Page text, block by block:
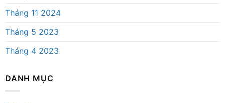
Tháng 11 2024
Tháng 5 2023
Tháng 4 2023
DANH MỤC